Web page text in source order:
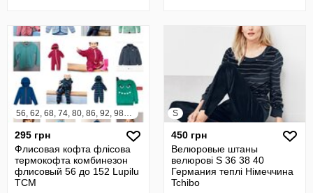
295 грн
Флисовая кофта флісова
термокофта комбинезон
флисовый 56 до 152 Lupilu
TCM
S
450 грн
Велюровые штаны
велюрові S 36 38 40
Германия теплі Німеччина
Tchibo